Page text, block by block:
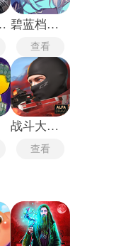
新时间与开发商总部公
服 碧蓝档案国际服
查看
战斗大师国际服
查看